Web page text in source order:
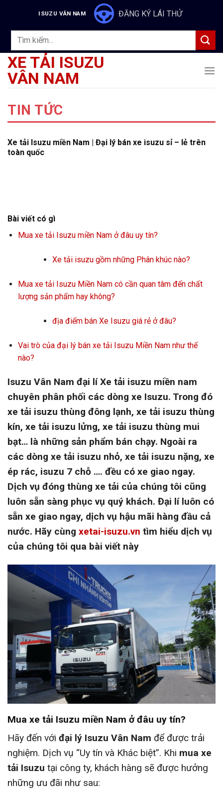
content
ISUZU VÂN NAM ĐĂNG KÝ LÁI THỬ
Tìm
XE TẢI ISUZU
VÂN NAM
TIN TỨC
Xe tải Isuzu miền Nam | Đại lý bán xe isuzu sỉ – lẻ trên
toàn quốc
Bài viết có gì
Mua xe tải Isuzu miền Nam ở đâu uy tín?
Xe tải isuzu gồm những Phân khúc nào?
Mua xe tải Isuzu Miền Nam có cần quan tâm đến chất
lượng sản phẩm hay không?
địa điểm bán Xe Isuzu giá rẻ ở đâu?
Vai trò của đại lý bán xe tải Isuzu Miền Nam như thế
nào?
Isuzu Vân Nam đại lí Xe tải isuzu miền nam
chuyên phân phối các dòng xe Isuzu. Trong đó
xe tải isuzu thùng đông lạnh, xe tải isuzu thùng
kín, xe tải isuzu lửng, xe tải isuzu thùng mui
bạt… là những sản phẩm bán chạy. Ngoài ra
các dòng xe tải isuzu nhỏ, xe tải isuzu nặng, xe
ép rác, isuzu 7 chỗ …. đều có xe giao ngay.
Dịch vụ đóng thùng xe tải của chúng tôi cũng
luôn sẵn sàng phục vụ quý khách. Đại lí luôn có
sẵn xe giao ngay, dịch vụ hậu mãi hàng đầu cả
nước. Hãy cùng xetai-isuzu.vn tìm hiểu dịch vụ
của chúng tôi qua bài viết này
Mua xe tải Isuzu miền Nam ở đâu uy tín?
Hãy đến với đại lý Isuzu Vân Nam để được trải
nghiệm. Dịch vụ “Uy tín và Khác biệt”. Khi mua xe
tải Isuzu tại công ty, khách hàng sẽ được hưởng
những ưu đãi như sau: